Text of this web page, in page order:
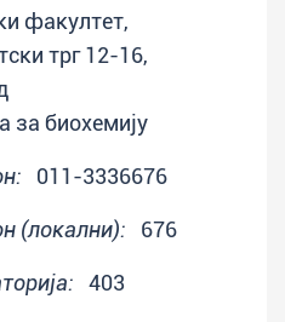
факултет,
трг 12-16,
за биохемију
011-3336676
(локални): 676
403